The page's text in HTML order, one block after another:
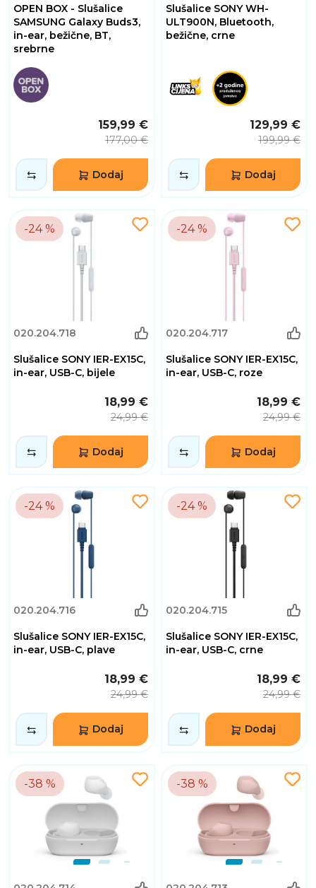
OPEN BOX - Slušalice
SAMSUNG Galaxy Buds3,
in-ear, bežične, BT,
srebrne
159,99 €
177,00 €
Dodaj
Slušalice SONY WH-
ULT900N, Bluetooth,
bežične, crne
129,99 €
199,99 €
Dodaj
-24 %
020.204.718
Slušalice SONY IER-EX15C,
in-ear, USB-C, bijele
18,99 €
24,99 €
Dodaj
-24 %
020.204.717
Slušalice SONY IER-EX15C,
in-ear, USB-C, roze
18,99 €
24,99 €
Dodaj
-24 %
020.204.716
Slušalice SONY IER-EX15C,
in-ear, USB-C, plave
18,99 €
24,99 €
Dodaj
-24 %
020.204.715
Slušalice SONY IER-EX15C,
in-ear, USB-C, crne
18,99 €
24,99 €
Dodaj
-38 % -38 %